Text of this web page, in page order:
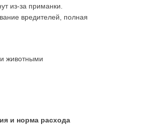
из-за приманки.
вредителей, полная
животными
и норма расхода